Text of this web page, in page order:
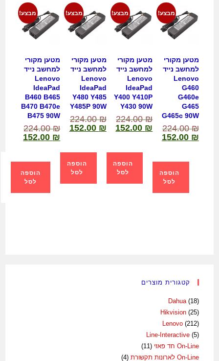
מבצע!
מטען מקורי
למחשב נייד
Lenovo
G460
G460e
G465
G465c 90W
224.00₪
152.00 ₪
הוספה
לסל
מבצע!
מטען מקורי
למחשב נייד
Lenovo
IdeaPad
Y400 Y410P
Y430 90W
224.00₪
152.00 ₪
הוספה
לסל
מבצע!
מטען מקורי
למחשב נייד
Lenovo
IdeaPad
Y480 Y485
Y485P 90W
224.00₪
152.00 ₪
הוספה
לסל
מבצע!
מטען מקורי
למחשב נייד
Lenovo
IdeaPad
B460 B465
B470 B470e
B475 90W
224.00₪
152.00 ₪
הוספה
לסל
קטגורית מוצרים
Dahua (18)
Hikvision (25)
Lenovo (212)
Line-Interactive (5)
On-Line חד פאזי
(11)
On-Line לארונות תקשורת
(4)